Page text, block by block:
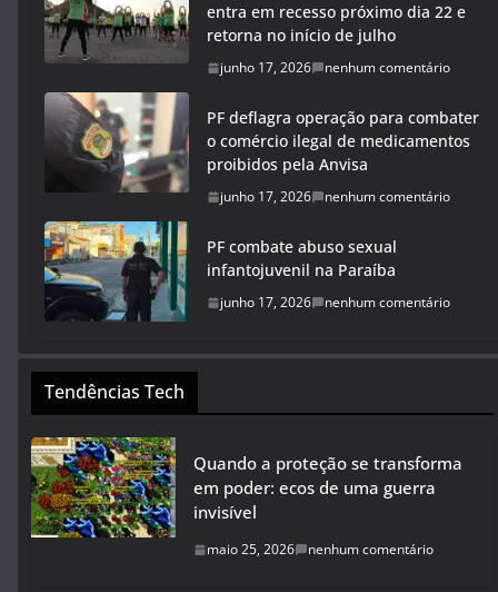
entra em recesso próximo dia 22 e
retorna no início de julho
junho 17, 2026 nenhum comentário
PF deflagra operação para combater
o comércio ilegal de medicamentos
proibidos pela Anvisa
junho 17, 2026 nenhum comentário
PF combate abuso sexual
infantojuvenil na Paraíba
junho 17, 2026 nenhum comentário
Tendências Tech
Quando a proteção se transforma
em poder: ecos de uma guerra
invisível
maio 25, 2026 nenhum comentário